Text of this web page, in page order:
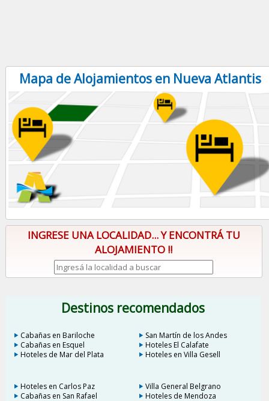
Mapa de Alojamientos en Nueva Atlantis
INGRESE UNA LOCALIDAD... Y ENCONTRÁ TU
ALOJAMIENTO !!
Destinos recomendados
Cabañas en Bariloche
San Martín de los Andes
Cabañas en Esquel
Hoteles El Calafate
Hoteles de Mar del Plata
Hoteles en Villa Gesell
Hoteles en Carlos Paz
Villa General Belgrano
Cabañas en San Rafael
Hoteles de Mendoza